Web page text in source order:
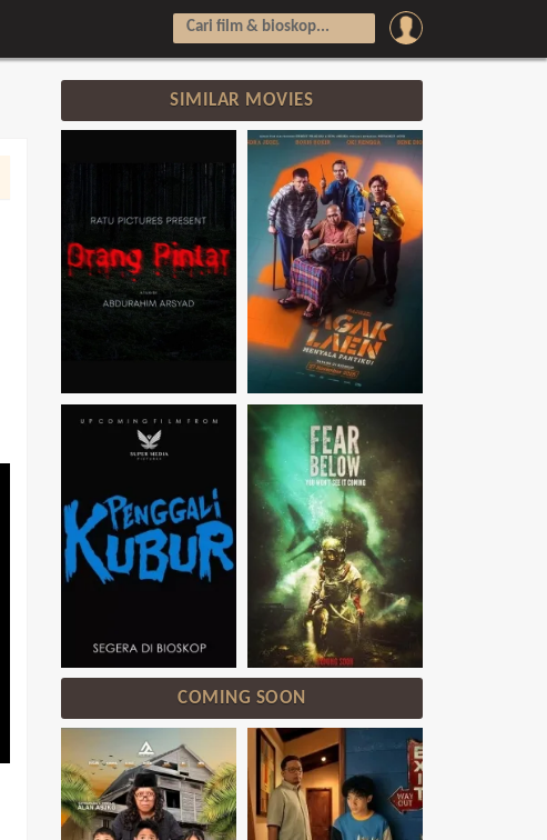
SIMILAR MOVIES
COMING SOON